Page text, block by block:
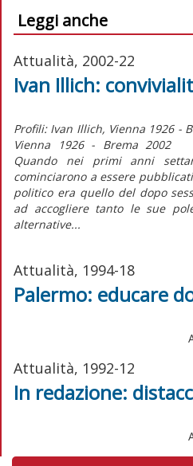
Leggi anche
Attualità, 2002-22
Ivan Illich:
Profili: Ivan Illich, Vienna 1926 -
Vienna 1926 - Brema 2002
Quando nei primi anni
cominciarono a essere
politico era quello del dopo
ad accogliere tanto le sue
alternative...
Attualità, 1994-18
Palermo: educare
Attualità, 1992-12
In redazione: